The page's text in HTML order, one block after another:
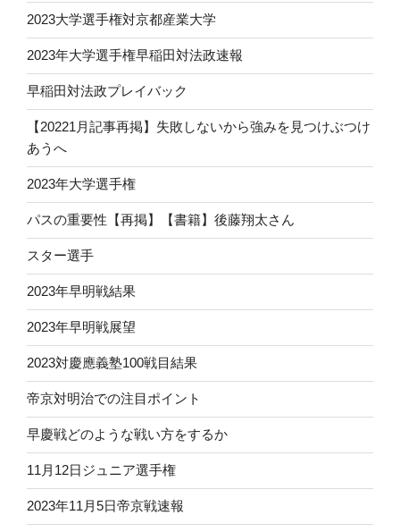
2023大学選手権対京都産業大学
2023年大学選手権早稲田対法政速報
早稲田対法政プレイバック
【20221月記事再掲】失敗しないから強みを見つけぶつけ
あうへ
2023年大学選手権
パスの重要性【再掲】【書籍】後藤翔太さん
スター選手
2023年早明戦結果
2023年早明戦展望
2023対慶應義塾100戦目結果
帝京対明治での注目ポイント
早慶戦どのような戦い方をするか
11月12日ジュニア選手権
2023年11月5日帝京戦速報